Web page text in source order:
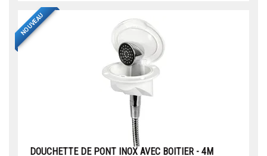
NOUVEAU
DOUCHETTE DE PONT INOX AVEC BOITIER - 4M